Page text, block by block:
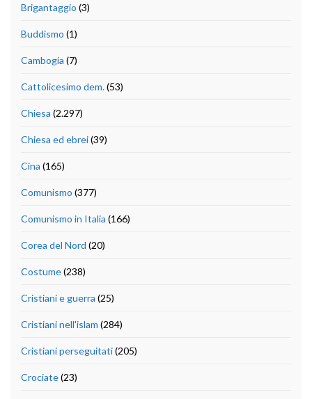
Brigantaggio (3)
Buddismo (1)
Cambogia (7)
Cattolicesimo dem.(53)
Chiesa (2.297)
Chiesa ed ebrei(39)
Cina (165)
Comunismo (377)
Comunismo in Italia (166)
Corea del Nord (20)
Costume(238)
Cristiani e guerra (25)
Cristiani nell'islam (284)
Cristiani perseguitati(205)
Crociate(23)